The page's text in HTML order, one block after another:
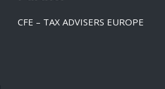
CFE – TAX ADVISERS EUROPE